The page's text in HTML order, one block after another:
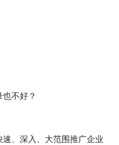
不好？
、深入、大范围推广企业